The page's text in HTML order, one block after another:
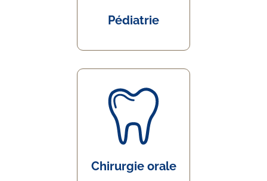
Pédiatrie
Chirurgie orale